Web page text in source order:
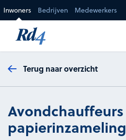
Inwoners Bedrijven Medewerkers
Terug naar overzicht
Avondchauffeurs
papierinzameling